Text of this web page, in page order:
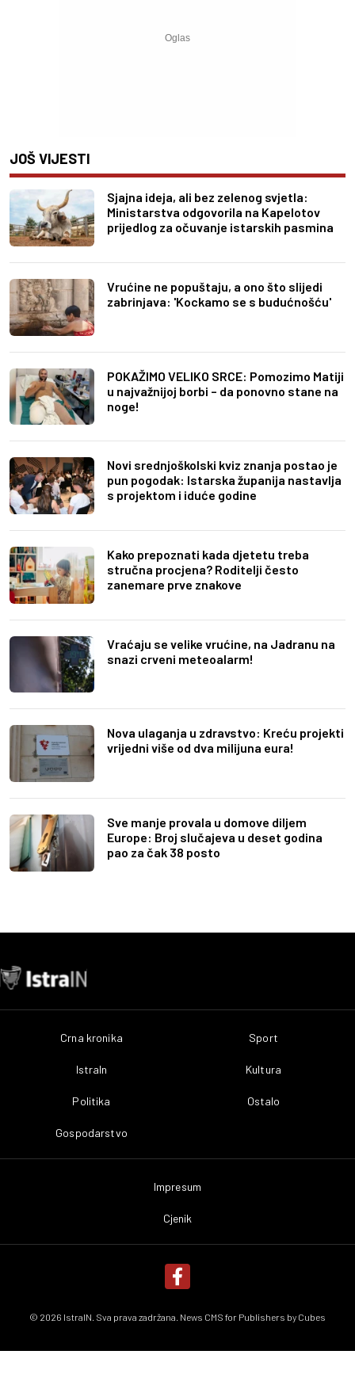
JOŠ VIJESTI
Sjajna ideja, ali bez zelenog svjetla:
Ministarstva odgovorila na Kapelotov
prijedlog za očuvanje istarskih pasmina
Vrućine ne popuštaju, a ono što slijedi
zabrinjava: 'Kockamo se s budućnošću'
POKAŽIMO VELIKO SRCE: Pomozimo Matiji
u najvažnijoj borbi – da ponovno stane na
noge!
Novi srednjoškolski kviz znanja postao je
pun pogodak: Istarska županija nastavlja
s projektom i iduće godine
Kako prepoznati kada djetetu treba
stručna procjena? Roditelji često
zanemare prve znakove
Vraćaju se velike vrućine, na Jadranu na
snazi crveni meteoalarm!
Nova ulaganja u zdravstvo: Kreću projekti
vrijedni više od dva milijuna eura!
Sve manje provala u domove diljem
Europe: Broj slučajeva u deset godina
pao za čak 38 posto
Crna kronika
IstraIn
Politika
Gospodarstvo
Sport
Kultura
Ostalo
Impresum
Cjenik
© 2026 IstraIN. Sva prava zadržana. News CMS for Publishers by Cubes